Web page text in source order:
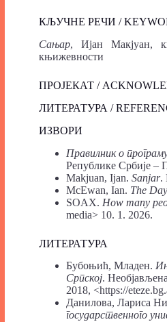
КЉУЧНЕ РЕЧИ /
Сањар, Ијан Макјуан,
књижевности
ПРОЈЕКАТ /
ЛИТЕРАТУРА /
ИЗВОРИ
Правилник о
Републике Србије –
Makjuan, Ijan. Sanjar.
McEwan, Ian. The
SOAX. How many
media> 10. 1. 2026.
ЛИТЕРАТУРА
Бубоњић, Младен.
Српској.
2018, ˂https://
Данилова, Лариса
государственного